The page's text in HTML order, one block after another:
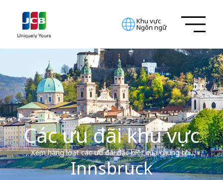
Khu vực
Ngôn ngữ
Các ưu đãi khu vực
Xem hàng loạt các ưu đãi đặc biệt của chúng tôi.
Innsbruck